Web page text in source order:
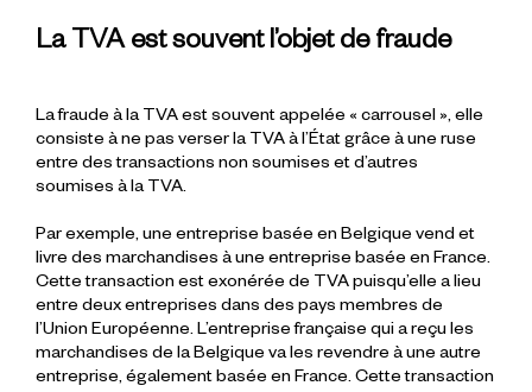
La TVA est souvent l’objet de fraude
La fraude à la TVA est souvent appelée « carrousel », elle
consiste à ne pas verser la TVA à l’État grâce à une ruse
entre des transactions non soumises et d’autres
soumises à la TVA.
Par exemple, une entreprise basée en Belgique vend et
livre des marchandises à une entreprise basée en France.
Cette transaction est exonérée de TVA puisqu’elle a lieu
entre deux entreprises dans des pays membres de
l’Union Européenne. L’entreprise française qui a reçu les
marchandises de la Belgique va les revendre à une autre
entreprise, également basée en France. Cette transaction